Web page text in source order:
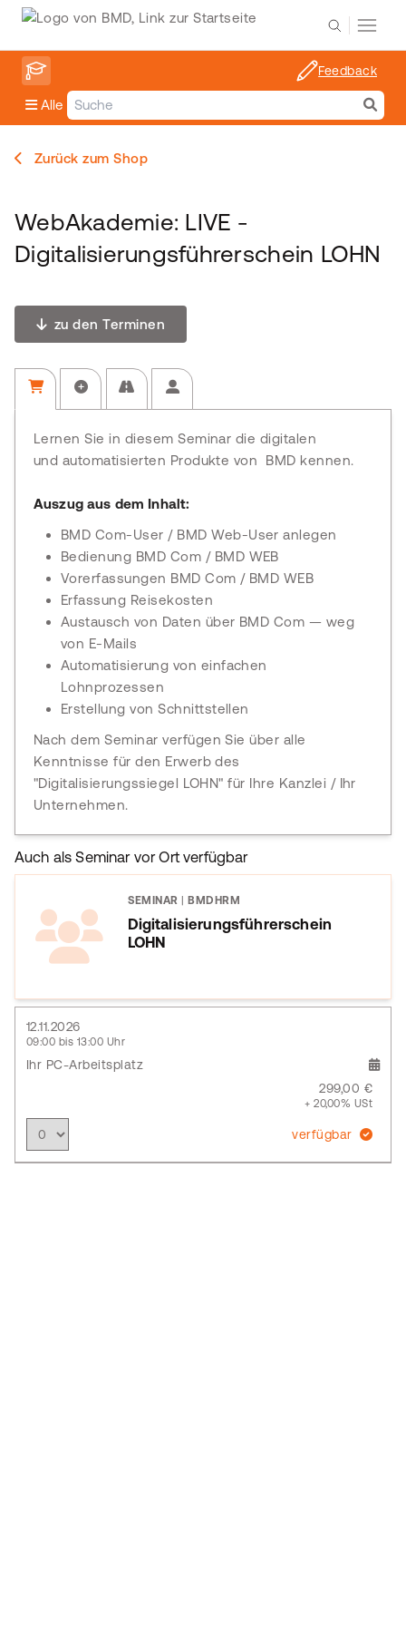
Alle
Feedback
Zurück zum Shop
WebAkademie: LIVE -
Digitalisierungsführerschein LOHN
zu den Terminen
Lernen Sie in diesem Seminar die digitalen
und automatisierten Produkte von BMD kennen.
Auszug aus dem Inhalt:
BMD Com-User / BMD Web-User anlegen
Bedienung BMD Com / BMD WEB
Vorerfassungen BMD Com / BMD WEB
Erfassung Reisekosten
Austausch von Daten über BMD Com — weg
von E-Mails
Automatisierung von einfachen
Lohnprozessen
Erstellung von Schnittstellen
Nach dem Seminar verfügen Sie über alle
Kenntnisse für den Erwerb des
"Digitalisierungssiegel LOHN" für Ihre Kanzlei / Ihr
Unternehmen.
Auch als Seminar vor Ort verfügbar
SEMINAR BMDHRM
Digitalisierungsführerschein
LOHN
12.11.2026
09:00 bis 13:00 Uhr
Ihr PC-Arbeitsplatz
299,00 €
+ 20,00% USt
verfügbar